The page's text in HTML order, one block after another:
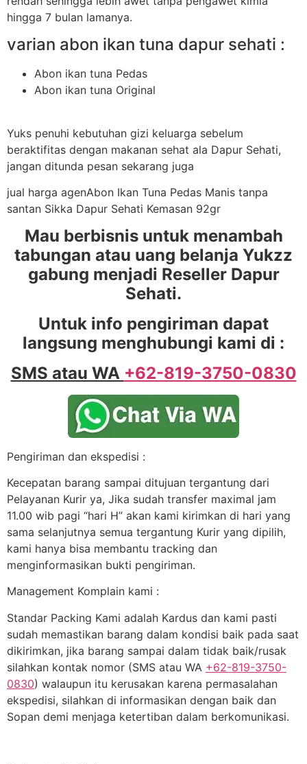
hingga 7 bulan lamanya.
varian abon ikan tuna dapur sehati :
Abon ikan tuna Pedas
Abon ikan tuna Original
Yuks penuhi kebutuhan gizi keluarga sebelum
beraktifitas dengan makanan sehat ala Dapur Sehati,
jangan ditunda pesan sekarang juga
jual harga agenAbon Ikan Tuna Pedas Manis tanpa
santan Sikka Dapur Sehati Kemasan 92gr
Mau berbisnis untuk menambah
tabungan atau uang belanja Yukzz
gabung menjadi Reseller Dapur
Sehati.
Untuk info pengiriman dapat
langsung menghubungi kami di :
SMS atau WA +62-819-3750-0830
Pengiriman dan ekspedisi :
Kecepatan barang sampai ditujuan tergantung dari
Pelayanan Kurir ya, Jika sudah transfer maximal jam
11.00 wib pagi “hari H” akan kami kirimkan di hari yang
sama selanjutnya semua tergantung Kurir yang dipilih,
kami hanya bisa membantu tracking dan
menginformasikan bukti pengiriman.
Management Komplain kami :
Standar Packing Kami adalah Kardus dan kami pasti
sudah memastikan barang dalam kondisi baik pada saat
dikirimkan, jika barang sampai dalam tidak baik/rusak
silahkan kontak nomor (SMS atau WA +62-819-3750-
0830) walaupun itu kerusakan karena permasalahan
ekspedisi, silahkan di informasikan dengan baik dan
Sopan demi menjaga ketertiban dalam berkomunikasi.